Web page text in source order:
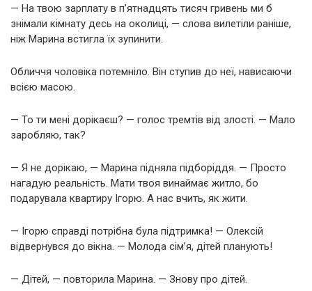
— На твою зарплату в п’ятнадцять тисяч гривень ми б
знімали кімнату десь на околиці, — слова вилетіли раніше,
ніж Марина встигла їх зупинити.
Обличчя чоловіка потемніло. Він ступив до неї, нависаючи
всією масою.
— То ти мені дорікаєш? — голос тремтів від злості. — Мало
заробляю, так?
— Я не дорікаю, — Марина підняла підборіддя. — Просто
нагадую реальність. Мати твоя винаймає житло, бо
подарувала квартиру Ігорю. А нас вчить, як жити.
— Ігорю справді потрібна була підтримка! — Олексій
відвернувся до вікна. — Молода сім’я, дітей планують!
— Дітей, — повторила Марина. — Знову про дітей.